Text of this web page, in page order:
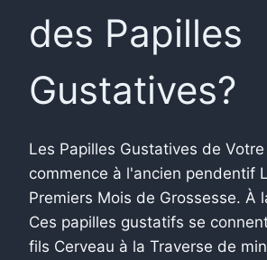
des Papilles
Gustatives?
Les Papilles Gustatives de
commence à l'ancien pendentif
Premiers Mois de Grossesse. À
Ces papilles gustatifs se
fils Cerveau à la Traverse de